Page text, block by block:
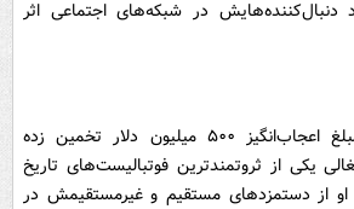
دنبال‌کننده‌هایش در شبکه‌های اجتماعی اثر
ثروت خالص رونالدو مبلغ اعجاب‌انگیز ۵۰۰ میلیون دلار تخمین زده
یکی از ثروتمندترین فوتبالیست‌های تاریخ
از دستمزدهای مستقیم و غیرمستقیمش در